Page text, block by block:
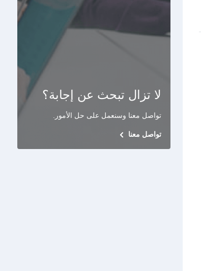
لا تزال تبحث عن إجابة؟
تواصل معنا وسنعمل على حل الأمور
تواصل معنا